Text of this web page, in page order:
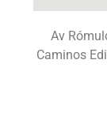
Av
Caminos